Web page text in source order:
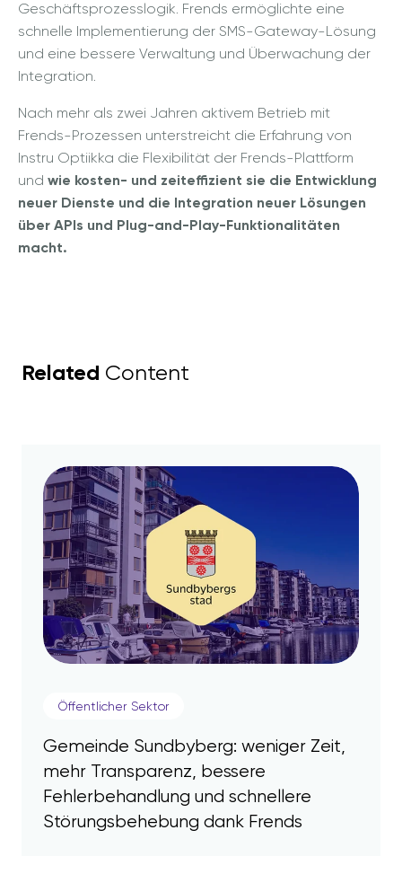
Geschäftsprozesslogik. Frends ermöglichte eine
schnelle Implementierung der SMS-Gateway-Lösung
und eine bessere Verwaltung und Überwachung der
Integration.
Nach mehr als zwei Jahren aktivem Betrieb mit
Frends-Prozessen unterstreicht die Erfahrung von
Instru Optiikka die Flexibilität der Frends-Plattform
und wie kosten- und zeiteffizient sie die Entwicklung
neuer Dienste und die Integration neuer Lösungen
über APIs und Plug-and-Play-Funktionalitäten
macht.
Related Content
Öffentlicher Sektor
Gemeinde Sundbyberg: weniger Zeit,
mehr Transparenz, bessere
Fehlerbehandlung und schnellere
Störungsbehebung dank Frends